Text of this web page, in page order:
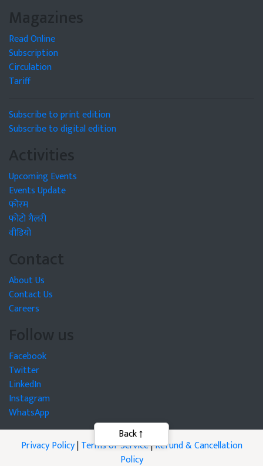
Magazines
Read Online
Subscription
Circulation
Tariff
Subscribe to print edition
Subscribe to digital edition
Activities
Upcoming Events
Events Update
फोरम
फोटो गैलरी
वीडियो
Contact
About Us
Contact Us
Careers
Follow us
Facebook
Twitter
LinkedIn
Instagram
WhatsApp
Privacy Policy|Terms of Service|Refund & Cancellation
Policy